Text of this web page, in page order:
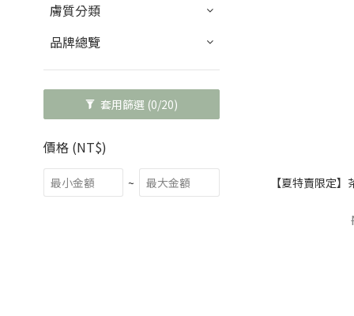
膚質分類
品牌總覽
套用篩選 (0/20)
價格 (NT$)
~ 【夏特賣限定